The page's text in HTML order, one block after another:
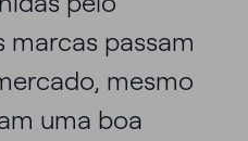
marcas passam
mesmo
uma boa